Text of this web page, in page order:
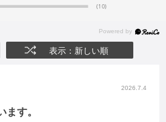
(10)
表示：新しい順
2026.7.4
ます。